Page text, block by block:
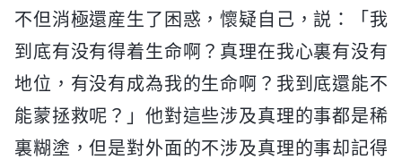
不但消極還産生了困惑，懷疑自己，説：「我
到底有没有得着生命啊？真理在我心裏有没有
地位，有没有成為我的生命啊？我到底還能不
能蒙拯救呢？」他對這些涉及真理的事都是稀
裏糊塗，但是對外面的不涉及真理的事却記得